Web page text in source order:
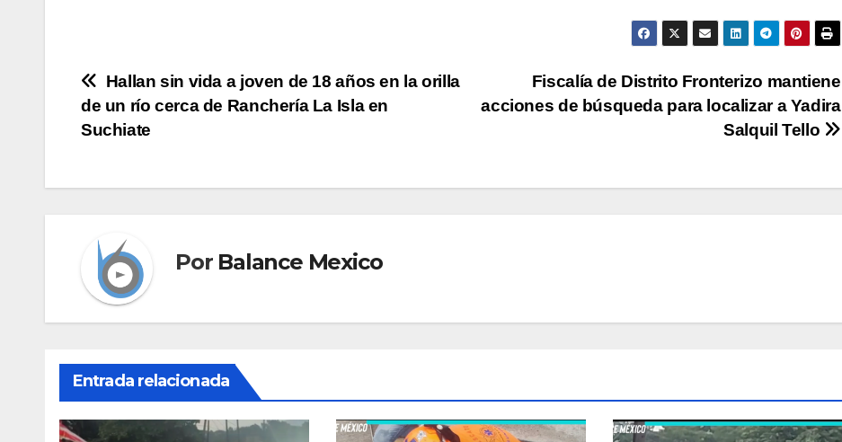
Navegación
de
Fiscalía de Distrito Fronterizo mantiene
acciones de búsqueda para localizar a Yadira
Salquil Tello
Hallan sin vida a joven de 18 años en la orilla
de un río cerca de Ranchería La Isla en
Suchiate
Por Balance Mexico
Entrada relacionada